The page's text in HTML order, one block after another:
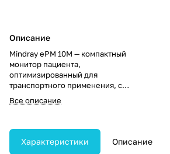
Описание
Mindray ePM 10M — компактный
монитор пациента,
оптимизированный для
транспортного применения, с
автономной работой до 6 часов
и удобной ручкой для
надёжный мониторинг в
условиях повышенной
мобильности.
Все описание
Характеристики Описание